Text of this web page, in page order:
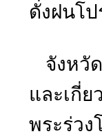
ดั่งฝน
จังหวั
และเกี่
พระร่ว